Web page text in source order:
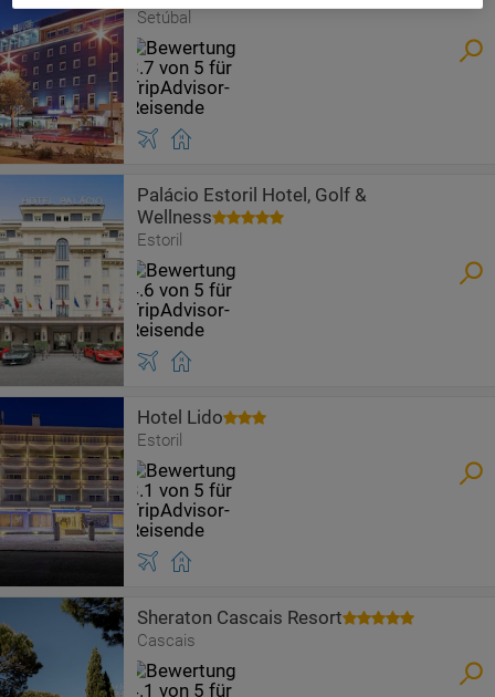
Setúbal
Palácio Estoril Hotel, Golf &
Wellness
Estoril
Hotel Lido
Estoril
Sheraton Cascais Resort
Cascais